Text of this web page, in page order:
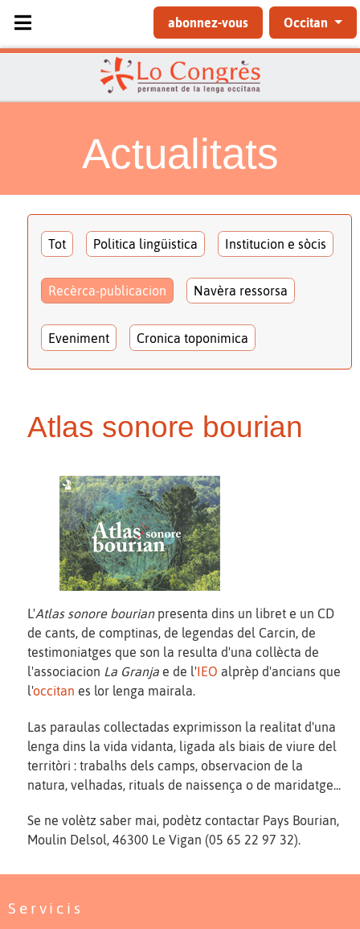
Sélectionnez votre langue
abonnez-vous Occitan
Actualitats
Tot Politica lingüistica Institucion e sòcis
Recèrca-publicacion Navèra ressorsa
Eveniment Cronica toponimica
Atlas sonore bourian
L'Atlas sonore bourianpresenta dins un libret e un CD
de cants, de comptinas, de legendas del Carcin, de
testimoniatges que son la resulta d'una collècta de
l'associacion La Granja e de l'IEO alprèp d'ancians que
l'occitan es lor lenga mairala.
Las paraulas collectadas exprimisson la realitat d'una
lenga dins la vida vidanta, ligada als biais de viure del
territòri : trabalhs dels camps, observacion de la
natura, velhadas, rituals de naissença o de maridatge...
Se ne volètz saber mai, podètz contactar Pays Bourian,
Moulin Delsol, 46300 Le Vigan (05 65 22 97 32).
Servicis